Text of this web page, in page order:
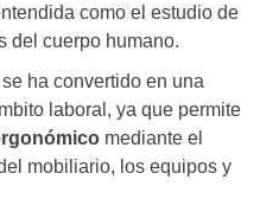
como el estudio de
del cuerpo humano.
ha convertido en una
laboral, ya que permite
mediante el
mobiliario, los equipos y